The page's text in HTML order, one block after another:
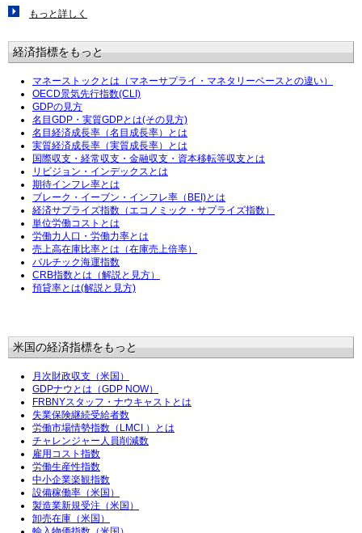
もっと詳しく
経済指標をもっと
マネーストックとは（マネーサプライ・マネタリーベースとの違い）
OECD景気先行指数(CLI)
GDPの見方
名目GDP・実質GDPとは(その見方)
名目経済成長率（名目成長率）とは
実質経済成長率（実質成長率）とは
国際収支・経常収支・金融収支・資本移転等収支とは
リビジョン・インデックスとは
期待インフレ率とは
ブレーク・イーブン・インフレ率（BEI)とは
経済サプライズ指数（エコノミック・サプライズ指数）
単位労働コストとは
労働力人口・労働力率とは
売上高在庫比率とは（在庫売上倍率）
バルチック海運指数
CRB指数とは（解説と見方）
預貸率とは(解説と見方)
米国の経済指標をもっと
月次財政収支（米国）
GDPナウとは（GDP NOW）
FRBNYスタッフ・ナウキャストとは
失業保険継続受給者数
労働市場情勢指数（LMCI ）とは
チャレンジャー人員削減数
雇用コスト指数
労働生産性指数
中小企業楽観指数
設備稼働率（米国）
製造業新規受注（米国）
卸売在庫（米国）